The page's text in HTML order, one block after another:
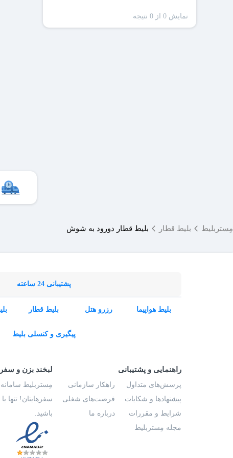
نمایش 0 از 0 نتیجه
مِستربلیط بلیط قطار بلیط قطار دورود به شوش
پشتیبانی 24 ساعته
بلیط هواپیما رزرو هتل بلیط قطار
پیگیری و کنسلی بلیط
راهنمایی و پشتیبانی
پرسش‌های متداول
پیشنهادها و شکایات
شرایط و مقررات
مجله مِستربلیط
راهکار سازمانی
فرصت‌های شغلی
درباره ما
لبخند بزن و
مِستربلیط
سفرهایتان! تنها
باشید.